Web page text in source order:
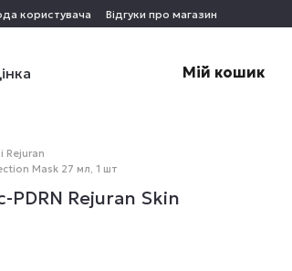
користувача Відгуки про магазин
Мій кошик
Rejuran
Mask 27 мл, 1 шт
Rejuran Skin